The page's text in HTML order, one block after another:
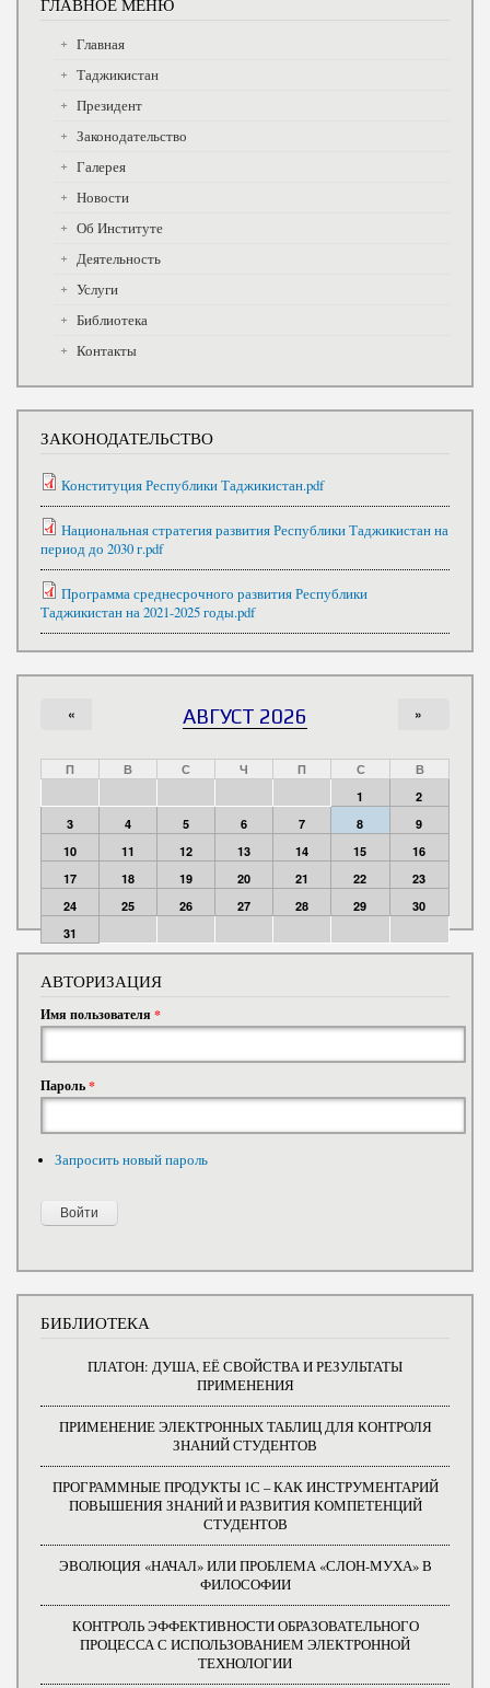
ГЛАВНОЕ МЕНЮ
Главная
Таджикистан
Президент
Законодательство
Галерея
Новости
Об Институте
Деятельность
Услуги
Библиотека
Контакты
ЗАКОНОДАТЕЛЬСТВО
Конституция Республики Таджикистан.pdf
Национальная стратегия развития Республики Таджикистан на
период до 2030 г.pdf
Программа среднесрочного развития Республики
Таджикистан на 2021-2025 годы.pdf
АВГУСТ 2026
« »
П В С Ч П С
В
1
2
3
4 5 6 7 8
9
10
11 12 13 14 15
16
17
18 19 20 21 22
23
24
25 26 27 28 29
30
31
АВТОРИЗАЦИЯ
Имя пользователя *
Пароль*
Запросить новый пароль
БИБЛИОТЕКА
ПЛАТОН: ДУША, ЕЁ СВОЙСТВА И РЕЗУЛЬТАТЫ
ПРИМЕНЕНИЯ
ПРИМЕНЕНИЕ ЭЛЕКТРОННЫХ ТАБЛИЦ ДЛЯ КОНТРОЛЯ
ЗНАНИЙ СТУДЕНТОВ
ПРОГРАММНЫЕ ПРОДУКТЫ 1С – КАК ИНСТРУМЕНТАРИЙ
ПОВЫШЕНИЯ ЗНАНИЙ И РАЗВИТИЯ КОМПЕТЕНЦИЙ
СТУДЕНТОВ
ЭВОЛЮЦИЯ «НАЧАЛ» ИЛИ ПРОБЛЕМА «СЛОН-МУХА» В
ФИЛОСОФИИ
КОНТРОЛЬ ЭФФЕКТИВНОСТИ ОБРАЗОВАТЕЛЬНОГО
ПРОЦЕССА С ИСПОЛЬЗОВАНИЕМ ЭЛЕКТРОННОЙ
ТЕХНОЛОГИИ